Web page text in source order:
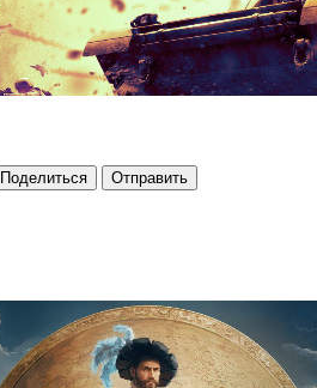
Поделиться Отправить